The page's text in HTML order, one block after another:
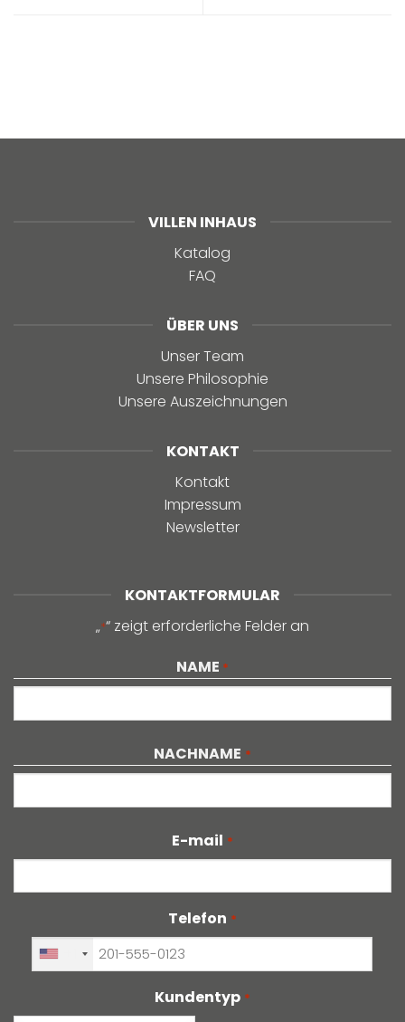
VILLEN INHAUS
Katalog
FAQ
ÜBER UNS
Unser Team
Unsere Philosophie
Unsere Auszeichnungen
KONTAKT
Kontakt
Impressum
Newsletter
KONTAKTFORMULAR
„*“ zeigt erforderliche Felder an
NAME *
NACHNAME *
E-mail *
Telefon *
Kundentyp *